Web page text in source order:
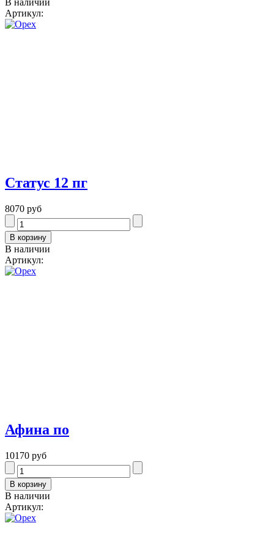
В наличии
Артикул:
Статус 12 пг
8070 руб
В наличии
Артикул:
Афина по
10170 руб
В наличии
Артикул: